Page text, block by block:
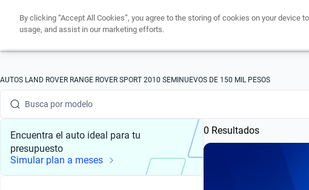
AUTOS LAND ROVER RANGE ROVER SPORT 2010 SEMINUEVOS DE 150 MIL PESOS
Busca por marca
Busca por modelo
Busca por versión
Busca por año
Encuentra el auto ideal para tu
presupuesto
Simular plan a meses
0 Resultados
By clicking “Accept All Cookies”, you agree to the storing of cookies on your device
usage, and assist in our marketing efforts.